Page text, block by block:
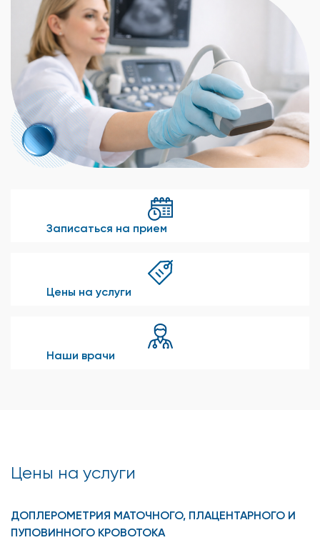
Записаться на прием
Цены на услуги
Наши врачи
Цены на услуги
ДОПЛЕРОМЕТРИЯ МАТОЧНОГО, ПЛАЦЕНТАРНОГО И
ПУПОВИННОГО КРОВОТОКА